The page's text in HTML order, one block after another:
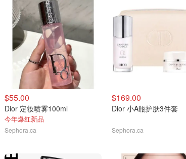
$55.00
Dior 定妆喷雾100ml
今年爆红新品
Sephora.ca
$169.00
Dior 小A瓶护肤3件套
Sephora.ca